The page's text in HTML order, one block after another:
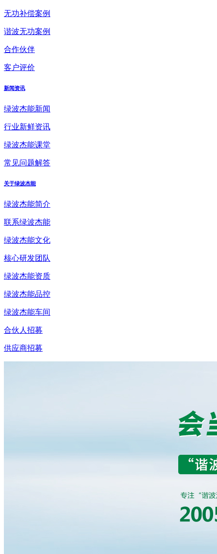
无功补偿案例
谐波无功案例
合作伙伴
客户评价
新闻资讯
绿波杰能新闻
行业新鲜资讯
绿波杰能课堂
常见问题解答
关于绿波杰能
绿波杰能简介
联系绿波杰能
绿波杰能文化
核心研发团队
绿波杰能资质
绿波杰能品控
绿波杰能车间
合伙人招募
供应商招募